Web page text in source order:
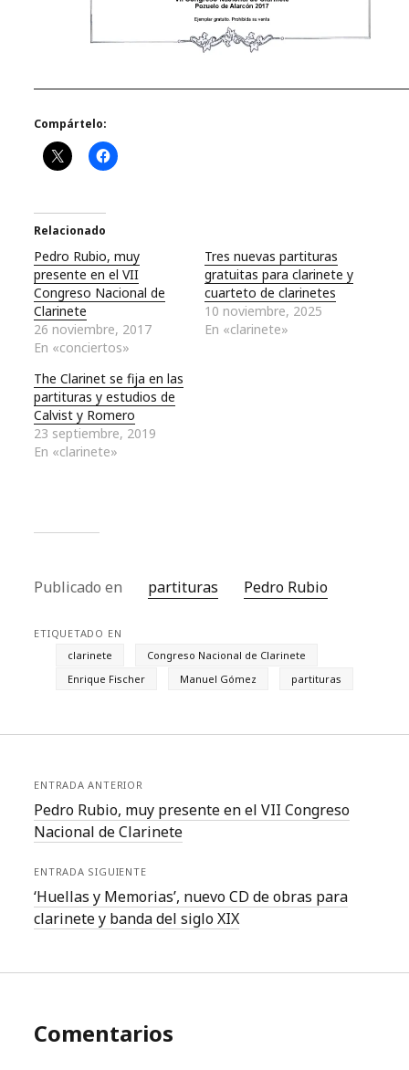
Compártelo:
Relacionado
Pedro Rubio, muy
presente en el VII
Congreso Nacional de
Clarinete
26 noviembre, 2017
En «conciertos»
Tres nuevas partituras
gratuitas para clarinete y
cuarteto de clarinetes
10 noviembre, 2025
En «clarinete»
The Clarinet se fija en las
partituras y estudios de
Calvist y Romero
23 septiembre, 2019
En «clarinete»
Publicado en partituras Pedro Rubio
ETIQUETADO EN
clarinete
Congreso Nacional de Clarinete
Enrique Fischer
Manuel Gómez partituras
ENTRADA ANTERIOR
Pedro Rubio, muy presente en el VII Congreso
Nacional de Clarinete
ENTRADA SIGUIENTE
‘Huellas y Memorias’, nuevo CD de obras para
clarinete y banda del siglo XIX
Comentarios